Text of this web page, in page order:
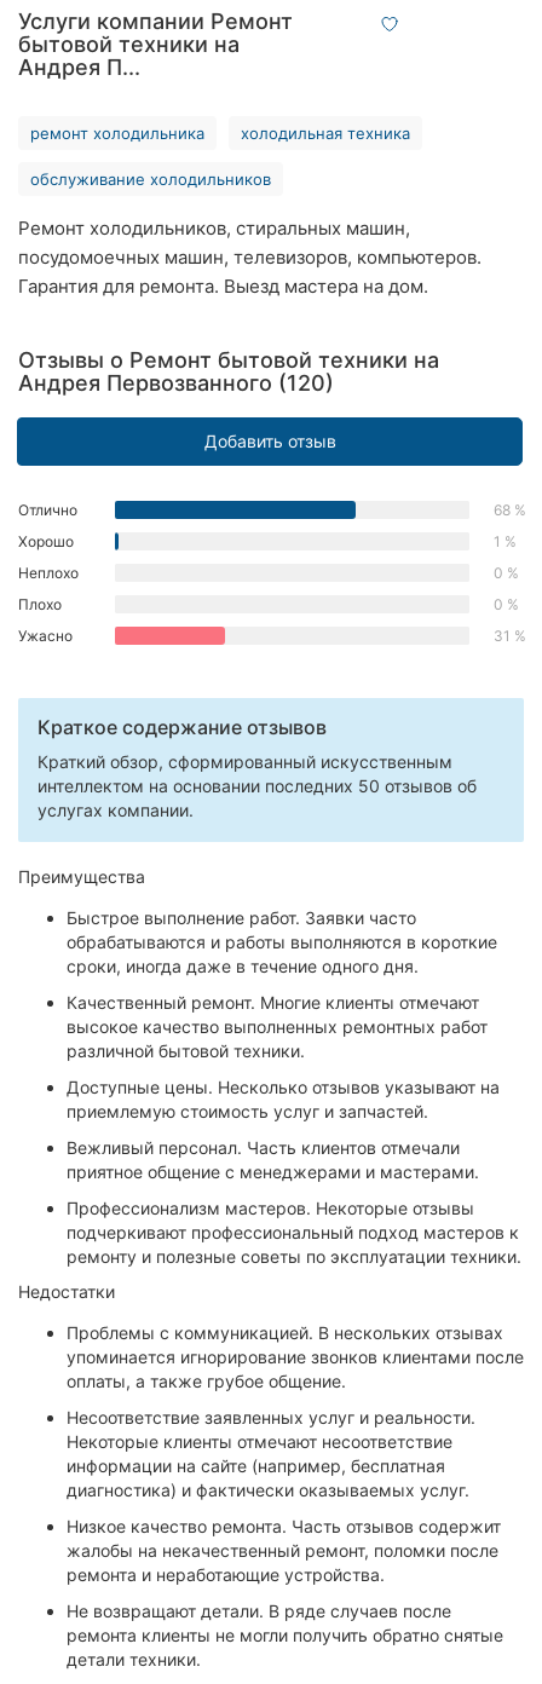
Хмельницкий
Ровно
Одесса
Кропивницкий
Киев
Харьков
Днепр
Николаев
Херсон
Чернигов
Черкассы
Сумы
Ивано-
Франковск
Луцк
Ужгород
Карпаты
Услуги компании Ремонт
бытовой техники на
Андрея П...
ремонт холодильника холодильная техника
обслуживание холодильников
Ремонт холодильников, стиральных машин,
посудомоечных машин, телевизоров, компьютеров.
Гарантия для ремонта. Выезд мастера на дом.
Отзывы о Ремонт бытовой техники на
Андрея Первозванного (120)
Добавить отзыв
Отлично
68 %
Хорошо
1 %
Неплохо
0 %
Плохо
0 %
Ужасно
31 %
Краткое содержание отзывов
Краткий обзор, сформированный искусственным
интеллектом на основании последних 50 отзывов об
услугах компании.
Преимущества
Быстрое выполнение работ. Заявки часто
обрабатываются и работы выполняются в короткие
сроки, иногда даже в течение одного дня.
Качественный ремонт. Многие клиенты отмечают
высокое качество выполненных ремонтных работ
различной бытовой техники.
Доступные цены. Несколько отзывов указывают на
приемлемую стоимость услуг и запчастей.
Вежливый персонал. Часть клиентов отмечали
приятное общение с менеджерами и мастерами.
Профессионализм мастеров. Некоторые отзывы
подчеркивают профессиональный подход мастеров к
ремонту и полезные советы по эксплуатации техники.
Недостатки
Проблемы с коммуникацией. В нескольких отзывах
упоминается игнорирование звонков клиентами после
оплаты, а также грубое общение.
Несоответствие заявленных услуг и реальности.
Некоторые клиенты отмечают несоответствие
информации на сайте (например, бесплатная
диагностика) и фактически оказываемых услуг.
Низкое качество ремонта. Часть отзывов содержит
жалобы на некачественный ремонт, поломки после
ремонта и неработающие устройства.
Не возвращают детали. В ряде случаев после
ремонта клиенты не могли получить обратно снятые
детали техники.